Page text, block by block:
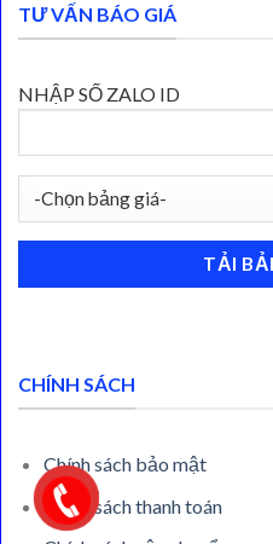
TƯ VẤN BÁO GIÁ
NHẬP SỐ ZALO ID
CHÍNH SÁCH
Chính sách bảo mật
Chính sách thanh toán